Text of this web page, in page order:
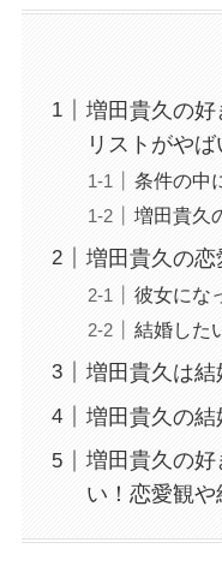
増田貴久の好
リストがやば
条件の中
増田貴久
増田貴久の恋
彼女にな
結婚した
増田貴久は結
増田貴久の結
増田貴久の
い！恋愛観